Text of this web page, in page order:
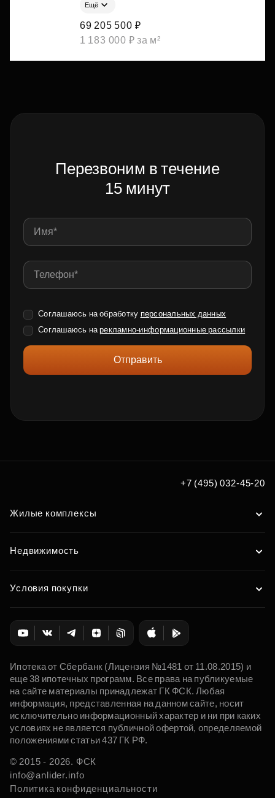
Ещё
69 205 500 ₽
1 183 000 ₽ за м²
Перезвоним в течение
15 минут
Соглашаюсь на обработку персональных данных
Соглашаюсь нарекламно-информационные рассылки
Отправить
+7 (495) 032-45-20
Жилые комплексы
Недвижимость
Условия покупки
Ипотека от Сбербанк (Лицензия №1481 от 11.08.2015) и
еще 38 ипотечных программ. Все права на публикуемые
на сайте материалы принадлежат ГК ФСК. Любая
информация, представленная на данном сайте, носит
исключительно информационный характер и ни при каких
условиях не является публичной офертой, определяемой
положениями статьи 437 ГК РФ.
© 2015 - 2026. ФСК
info@anlider.info
Политика конфиденциальности